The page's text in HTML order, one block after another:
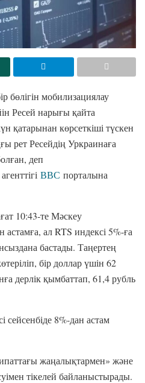
бөлігін мобилизациялау
Ресей нарығы қайта
қатарынан көрсеткіші түскен
рет Ресейдің Уркраинаға
деп
ВВС порталына
10:43-те Мәскеу
ал RTS индексі 5%-ға
бастады. Таңертең
бір доллар үшін 62
дерлік қымбаттап, 61,4 рубль
8%-дан астам
жаңалықтармен» және
тікелей байланыстырады.